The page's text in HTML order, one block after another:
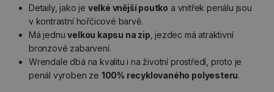
Detaily, jako je velké vnější poutko a vnitřek penálu jsou
v kontrastní hořčicové barvě.
Má jednuvelkou kapsu na zip , jezdec má atraktivní
bronzové zabarvení.
Wrendale dbá na kvalitu i na životní prostředí, proto je
penál vyroben ze 100% recyklovaného polyesteru.